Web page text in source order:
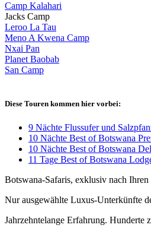
Camp Kalahari
Jacks Camp
Leroo La Tau
Meno A Kwena Camp
Nxai Pan
Planet Baobab
San Camp
Diese Touren kommen hier vorbei:
9 Nächte Flussufer und
10 Nächte Best of Botswana
10 Nächte Best of Botswana
11 Tage Best of Botswana
Botswana-Safaris, exklusiv nach
Nur ausgewählte Luxus-Unterkünfte
Jahrzehntelange Erfahrung. Hunderte